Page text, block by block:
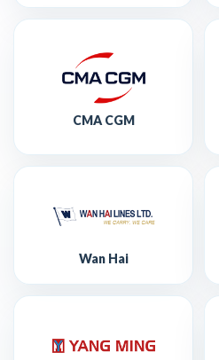
CMA CGM
Wan Hai